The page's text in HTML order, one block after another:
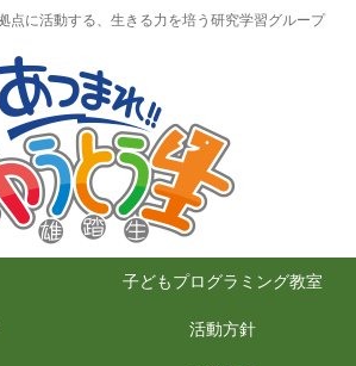
点に活動する、生きる力を培う研究学習グループ
子どもプログラミング教室
活動方針